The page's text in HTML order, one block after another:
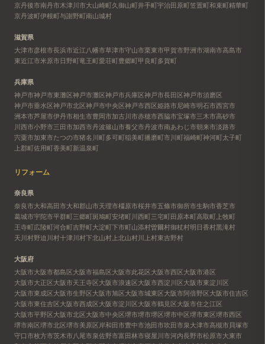
京丹後市南丹市木津川市大山崎町久御山町井手町宇治田原町笠置町和束町精華町
京丹波町伊根町与謝野町南山城村
滋賀県
大津市彦根市長浜市近江八幡市草津市守山市栗東市甲賀市野洲市湖南市高島市
東近江市米原市日野町竜王町愛荘町豊郷町甲良町多賀町
兵庫県
神戸市神戸市東灘区神戸市灘区神戸市兵庫区神戸市長田区神戸市須磨区
神戸市垂水区神戸市北区神戸市中央区神戸市西区姫路市尼崎市明石市西宮市
洲本市芦屋市伊丹市相生市豊岡市加古川市赤穂市西脇市宝塚市三木市高砂市
川西市小野市三田市加西市丹波篠山市養父市丹波市南あわじ市朝来市淡路市
宍粟市加東市たつの市猪名川町多可町稲美町播磨町市川町福崎町神河町太子町
上郡町佐用町香美町新温泉町
リフォーム
奈良県
奈良市大和高田市大和郡山市天理市橿原市桜井市五條市御所市生駒市香芝市
葛城市宇陀市平群町三郷町斑鳩町安堵町川西町三宅町田原本町高取町 上牧町
王寺町広陵町河合町吉野町大淀町下市町山添村曽爾村御杖村明日香村黒滝村
天川村野迫川村十津川村下北山村 上北山村川上村東吉野村
大阪府
大阪市大阪市都島区大阪市福島区大阪市此花区大阪市西区大阪市港区
大阪市大正区大阪市天王寺区大阪市浪速区大阪市西淀川区大阪市東淀川区
大阪市東成区大阪市生野区大阪市旭区大阪市城東区大阪市阿倍野区大阪市住吉区
大阪市東住吉区大阪市西成区大阪市淀川区大阪市鶴見区大阪市住之江区
大阪市平野区大阪市北区大阪市中央区堺市堺市堺区堺市中区堺市東区堺市西区
堺市南区堺市北区堺市美原区岸和田市豊中市池田市吹田市泉大津市高槻市 貝塚市
守口市枚方市茨木市八尾市泉佐野市富田林市寝屋川市河内長野市松原市大東市